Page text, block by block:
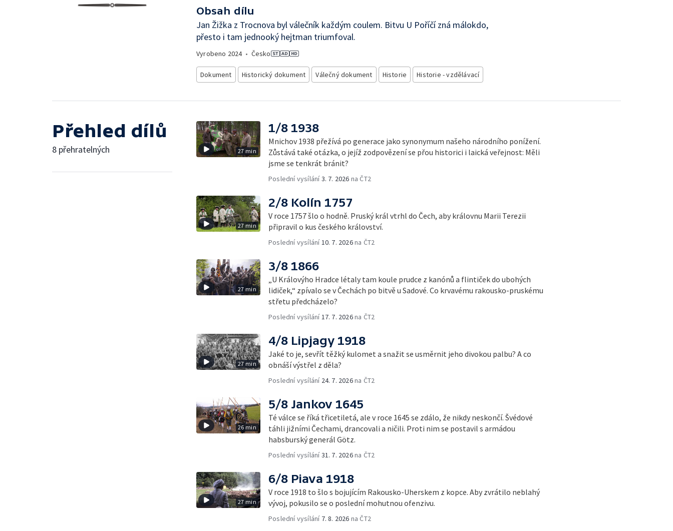
Obsah dílu
Jan Žižka z Trocnova byl válečník každým coulem. Bitvu U Poříčí zná málokdo,
přesto i tam jednooký hejtman triumfoval.
Vyrobeno 2024• Česko
Dokument Historický dokument Válečný dokument Historie Historie - vzdělávací
Přehled dílů
8 přehratelných 27 min
1/8 1938
Mnichov 1938 přežívá po generace jako synonymum našeho národního ponížení.
Zůstává také otázka, o jejíž zodpovězení se přou historici i laická veřejnost: Měli
jsme se tenkrát bránit?
Poslední vysílání3. 7. 2026 na ČT2
27 min
2/8 Kolín 1757
V roce 1757 šlo o hodně. Pruský král vtrhl do Čech, aby královnu Marii Terezii
připravil o kus českého království.
Poslední vysílání10. 7. 2026na ČT2
27 min
3/8 1866
„U Královýho Hradce létaly tam koule prudce z kanónů a flintiček do ubohých
lidiček,“ zpívalo se v Čechách po bitvě u Sadové. Co krvavému rakousko-pruskému
střetu předcházelo?
Poslední vysílání17. 7. 2026na ČT2
27 min
4/8 Lipjagy 1918
Jaké to je, sevřít těžký kulomet a snažit se usměrnit jeho divokou palbu? A co
obnáší výstřel z děla?
Poslední vysílání 24. 7. 2026na ČT2
26 min
5/8 Jankov 1645
Té válce se říká třicetiletá, ale v roce 1645 se zdálo, že nikdy neskončí. Švédové
táhli jižními Čechami, drancovali a ničili. Proti nim se postavil s armádou
habsburský generál Götz.
Poslední vysílání31. 7. 2026na ČT2
27 min
6/8 Piava 1918
V roce 1918 to šlo s bojujícím Rakousko-Uherskem z kopce. Aby zvrátilo neblahý
vývoj, pokusilo se o poslední mohutnou ofenzivu.
Poslední vysílání 7. 8. 2026 na ČT2